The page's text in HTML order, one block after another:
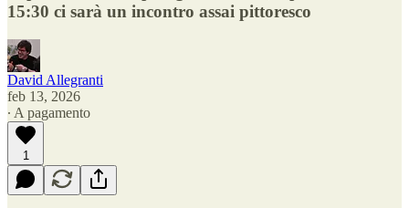
15:30 ci sarà un incontro assai pittoresco
David Allegranti
feb 13, 2026
∙ A pagamento
1